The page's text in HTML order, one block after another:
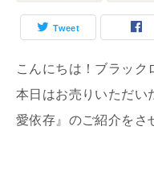
Tweet
こんにちは！ブラック
本日はお売りいただい
愛依存』のご紹介をさ